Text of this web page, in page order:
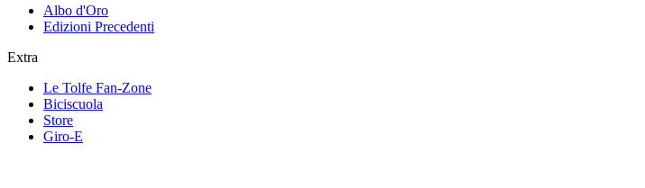
Albo d'Oro
Edizioni Precedenti
Extra
Le Tolfe Fan-Zone
Biciscuola
Store
Giro-E